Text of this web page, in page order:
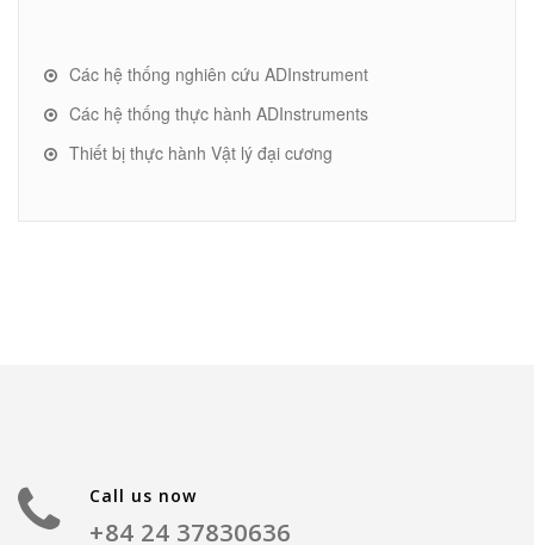
Các hệ thống nghiên cứu ADInstrument
Các hệ thống thực hành ADInstruments
Thiết bị thực hành Vật lý đại cương
Call us now
+84 24 37830636